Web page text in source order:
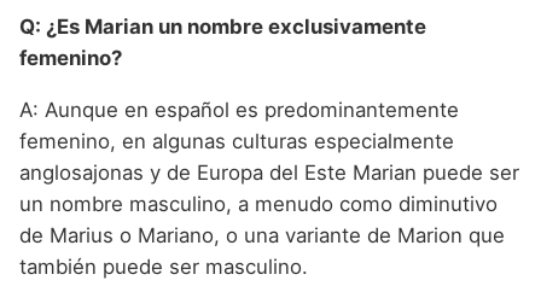
Q: ¿Es Marian un nombre exclusivamente
femenino?
A: Aunque en español es predominantemente
femenino, en algunas culturas especialmente
anglosajonas y de Europa del Este Marian puede ser
un nombre masculino, a menudo como diminutivo
de Marius o Mariano, o una variante de Marion que
también puede ser masculino.